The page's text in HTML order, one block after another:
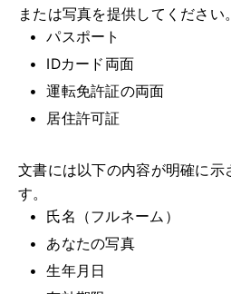
または写真を提供してください。
パスポート
IDカード両面
運転免許証の両面
居住許可証
文書には以下の内容が明確に示
す。
氏名（フルネーム）
あなたの写真
生年月日